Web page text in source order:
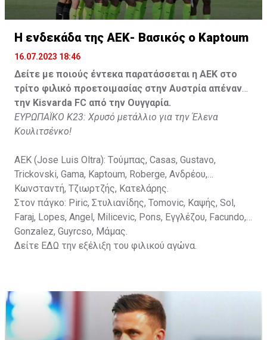
Κisvarda FC (Milos Kruscic): Kovacs, Navratil, Raul, Szor,
Lippai, Alic, Kormendi, Makowski, Czekus, Ilievski,
Spasic.
Στον πάγκο: Petkovic, Cipetic, Kovasic, Jovicic, Szeles,
Vida, Otvos, Lucas, Camas, Mesanovic.
H ενδεκάδα της ΑΕΚ- Βασικός ο Kaptoum
16.07.2023 18:46
Δείτε με ποιούς έντεκα παρατάσσεται η ΑΕΚ στο
τρίτο φιλικό προετοιμασίας στην Αυστρία απέναντι
την Kisvarda FC από την Ουγγαρία.
ΕΥΡΩΠΑΪΚΟ Κ23: Χρυσό μετάλλιο για την Έλενα
Κουλιτσένκο!
ΑΕΚ (Jose Luis Oltra): Tούμπας, Casas, Gustavo,
Trickovski, Gama, Κaptoum, Roberge, Aνδρέου,
Κωνσταντή, Τζιωρτζής, Κατελάρης.
Στον πάγκο: Piric, Στυλιανίδης, Tomovic, Καψής, Sol,
Faraj, Lopes, Angel, Milicevic, Pons, Εγγλέζου, Facundo,
Gonzalez, Guyrcso, Μάμας.
Δείτε ΕΔΩ την εξέλιξη του φιλικού αγώνα.